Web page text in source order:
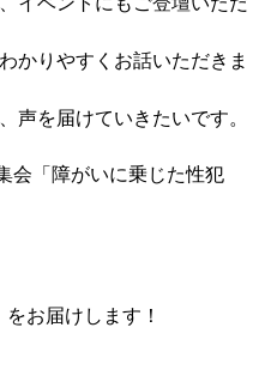
かりやすくお話いただきま
声を届けていきたいです。
会「障がいに乗じた性犯
お届けします！